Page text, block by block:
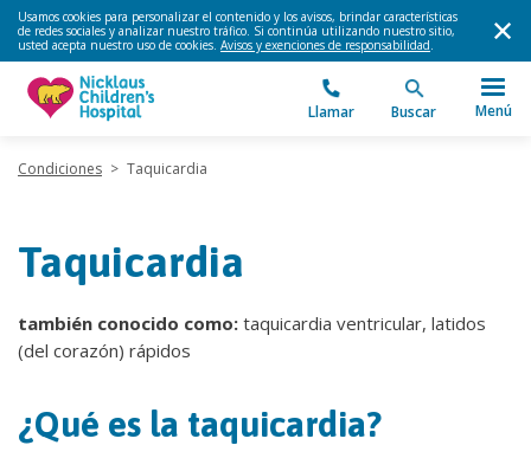
Usamos cookies para personalizar el contenido y los avisos, brindar características
de redes sociales y analizar nuestro tráfico. Si continúa utilizando nuestro sitio,
usted acepta nuestro uso de cookies. Avisos y exenciones de responsabilidad.
Llamar Buscar Menú
Condiciones > Taquicardia
Taquicardia
también conocido como: taquicardia ventricular, latidos
(del corazón) rápidos
¿Qué es la taquicardia?